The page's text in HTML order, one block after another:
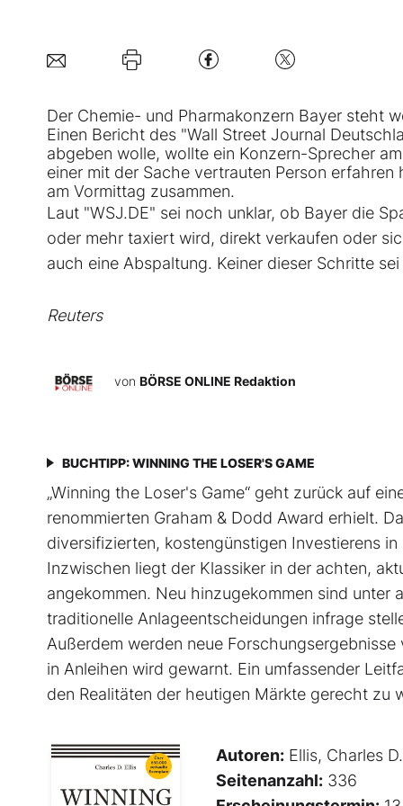
Der Chemie- und Pharmakonzern Bayer steht
Einen Bericht des "Wall Street Journal
abgeben wolle, wollte ein Konzern-Sprecher
einer mit der Sache vertrauten Person
am Vormittag zusammen.
Laut "WSJ.DE" sei noch unklar, ob Bayer die
oder mehr taxiert wird, direkt verkaufen oder
auch eine Abspaltung. Keiner dieser Schritte
Reuters
von BÖRSE ONLINE Redaktion
BUCHTIPP: WINNING THE LOSER'S GAME
„Winning the Loser's Game“ geht zurück auf
renommierten Graham & Dodd Award erhielt.
diversifizierten, kostengünstigen Investierens
Inzwischen liegt der Klassiker in der achten,
angekommen. Neu hinzugekommen sind unter
traditionelle Anlageentscheidungen infrage
Außerdem werden neue
in Anleihen wird gewarnt. Ein umfassender
den Realitäten der heutigen Märkte gerecht zu
Autoren: Ellis, Charles D.
Seitenanzahl: 336